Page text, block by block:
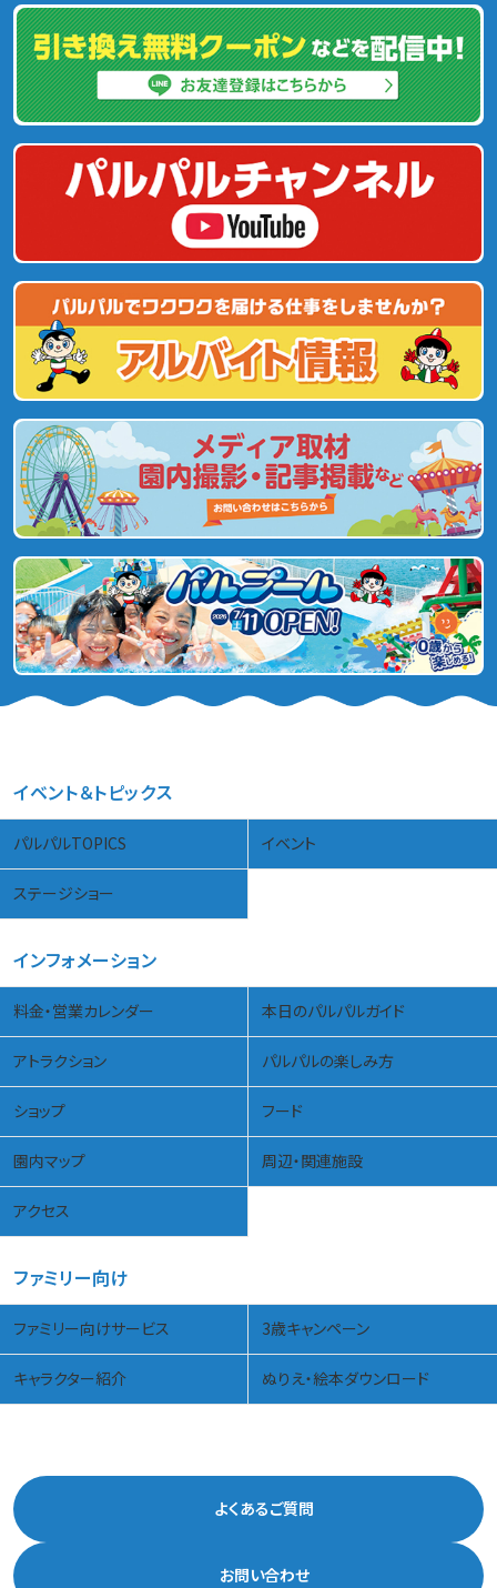
イベント＆トピックス
パルパルTOPICS イベント
ステージショー
インフォメーション
料金・営業カレンダー 本日のパルパルガイド
アトラクション パルパルの楽しみ方
ショップ フード
園内マップ 周辺・関連施設
アクセス
ファミリー向け
ファミリー向けサービス 3歳キャンペーン
キャラクター紹介 ぬりえ・絵本ダウンロード
よくあるご質問
お問い合わせ